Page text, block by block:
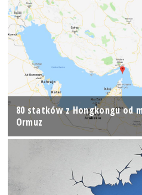
80 statków z Hongkongu od
Ormuz